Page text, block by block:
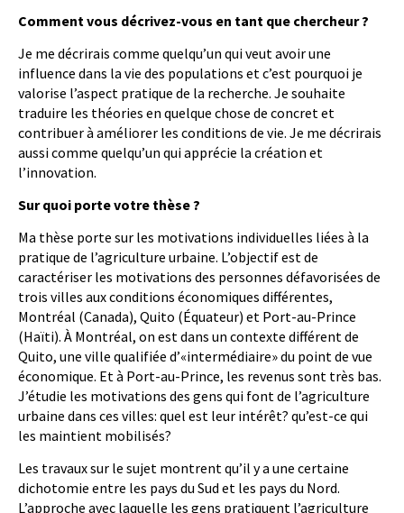
Comment vous décrivez-vous en tant que chercheur ?
Je me décrirais comme quelqu’un qui veut avoir une
influence dans la vie des populations et c’est pourquoi je
valorise l’aspect pratique de la recherche. Je souhaite
traduire les théories en quelque chose de concret et
contribuer à améliorer les conditions de vie. Je me décrirais
aussi comme quelqu’un qui apprécie la création et
l’innovation.
Sur quoi porte votre thèse ?
Ma thèse porte sur les motivations individuelles liées à la
pratique de l’agriculture urbaine. L’objectif est de
caractériser les motivations des personnes défavorisées de
trois villes aux conditions économiques différentes,
Montréal (Canada), Quito (Équateur) et Port-au-Prince
(Haïti). À Montréal, on est dans un contexte différent de
Quito, une ville qualifiée d’«intermédiaire» du point de vue
économique. Et à Port-au-Prince, les revenus sont très bas.
J’étudie les motivations des gens qui font de l’agriculture
urbaine dans ces villes: quel est leur intérêt? qu’est-ce qui
les maintient mobilisés?
Les travaux sur le sujet montrent qu’il y a une certaine
dichotomie entre les pays du Sud et les pays du Nord.
L’approche avec laquelle les gens pratiquent l’agriculture